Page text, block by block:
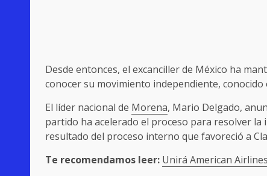
Desde entonces, el excanciller de México ha
conocer su movimiento independiente, conocido
El líder nacional de Morena, Mario Delgado,
partido ha acelerado el proceso para resolver
resultado del proceso interno que favoreció a
Te recomendamos leer: Unirá American